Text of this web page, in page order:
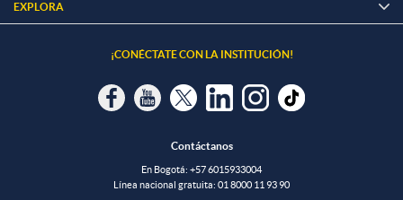
EXPLORA 
¡CONÉCTATE CON LA INSTITUCIÓN!
Contáctanos
En Bogotá: +57 6015933004
Línea nacional gratuita: 01 8000 11 93 90